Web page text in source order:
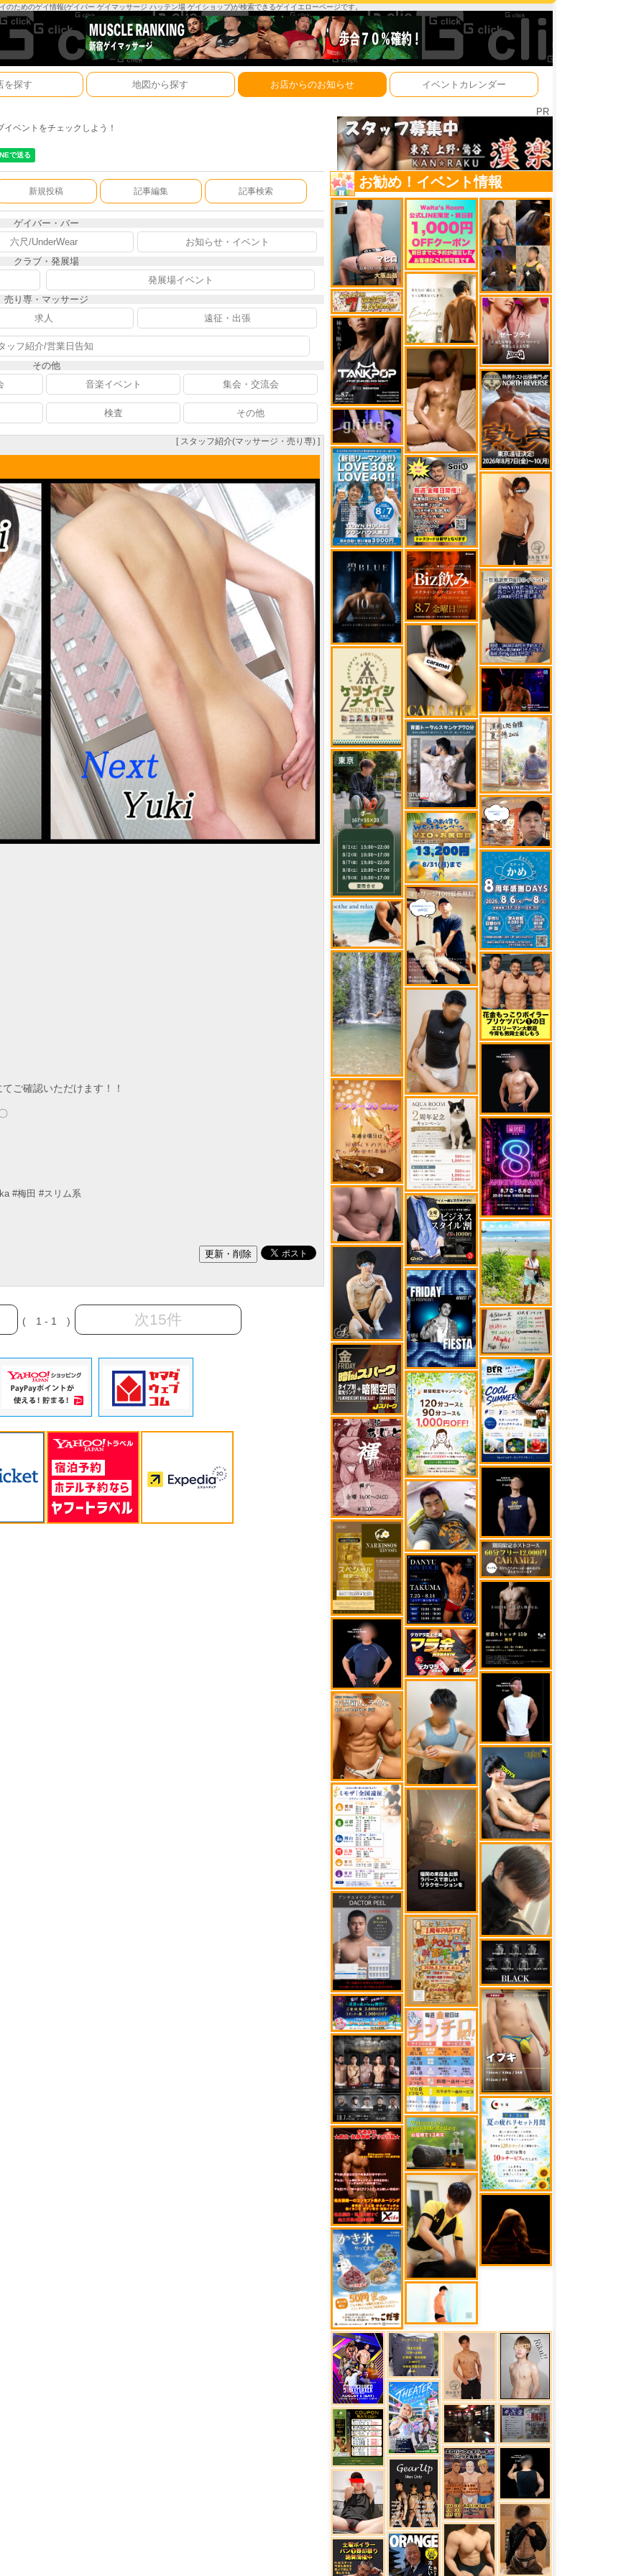
のためのゲイ情報(ゲイバー ゲイマッサージ ハッテン場 ゲイショップ)が検索できるゲイイエローページです。
を探す 地図から探す お店からのお知らせ イベントカレンダー
ベントをチェックしよう！
PR
新規投稿 記事編集 記事検索
ゲイバー・バー
六尺/UnderWear
お知らせ・イベント
クラブ・発展場
発展場イベント
売り専・マッサージ
求人
遠征・出張
ッフ紹介/営業日告知
その他
音楽イベント 集会・交流会
検査 その他
[ スタッフ紹介(マッサージ・売り専) ]
ご確認いただけます！！
#梅田 #スリム系
( 1 - 1 ) 次15件
お勧め！イベント情報